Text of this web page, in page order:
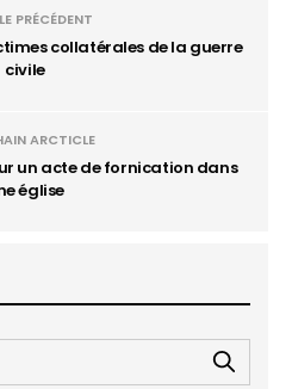
PRÉCÉDENT
collatérales de la guerre
civile
ARCTICLE
un acte de fornication dans
église